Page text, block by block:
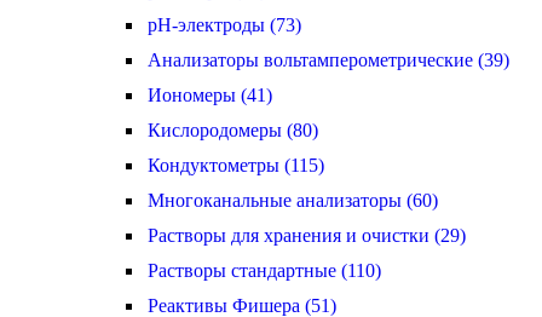
pH-электроды (73)
Анализаторы вольтамперометрические (39)
Иономеры (41)
Кислородомеры (80)
Кондуктометры (115)
Многоканальные анализаторы (60)
Растворы для хранения и очистки (29)
Растворы стандартные (110)
Реактивы Фишера (51)